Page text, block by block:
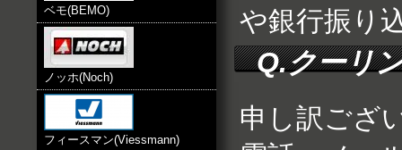
ベモ(BEMO)
ノッホ(Noch)
フィースマン(Viessmann)
や銀行振り
Q.クーリ
申し訳ござ